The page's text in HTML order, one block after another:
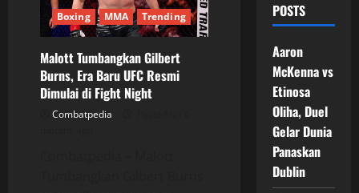
Boxing MMA Trending
Malott Tumbangkan Gilbert
Burns, Era Baru UFC Resmi
Dimulai di Fight Night
Combatpedia
POSTS
Aaron
McKenna vs
Etinosa
Oliha, Duel
Gelar Dunia
Panaskan
Dublin